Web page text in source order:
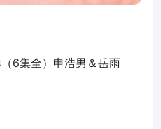
（6集全）申浩男＆岳雨